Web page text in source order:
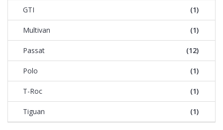
GTI (1)
Multivan (1)
Passat (12)
Polo (1)
T-Roc (1)
Tiguan (1)